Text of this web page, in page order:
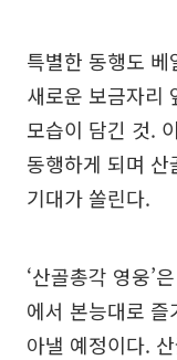
특별한 동행도
새로운 보금자리
모습이 담긴 것.
동행하게 되며
기대가 쏠린다.
‘산골총각 영웅’
에서 본능대로 즐
아낼 예정이다.